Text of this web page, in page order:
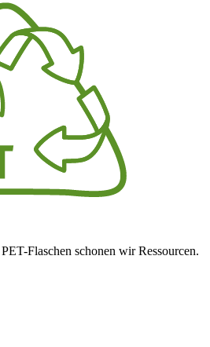
Flaschen schonen wir Ressourcen.